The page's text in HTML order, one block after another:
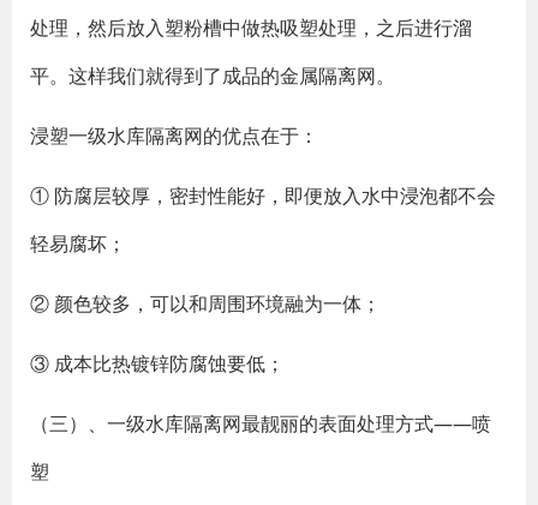
处理，然后放入塑粉槽中做热吸塑处理，之后进行溜
平。这样我们就得到了成品的金属隔离网。
浸塑一级水库隔离网的优点在于：
① 防腐层较厚，密封性能好，即便放入水中浸泡都不会
轻易腐坏；
② 颜色较多，可以和周围环境融为一体；
③ 成本比热镀锌防腐蚀要低；
（三）、一级水库隔离网最靓丽的表面处理方式——喷
塑